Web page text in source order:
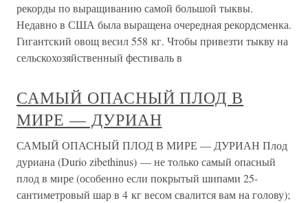
рекорды по выращиванию самой большой тыквы.
Недавно в США была выращена очередная рекордсменка.
Гигантский овощ весил 558 кг. Чтобы привезти тыкву на
сельскохозяйственный фестиваль в
САМЫЙ ОПАСНЫЙ ПЛОД В
МИРЕ — ДУРИАН
САМЫЙ ОПАСНЫЙ ПЛОД В МИРЕ — ДУРИАН Плод
дуриана (Durio zibethinus) — не только самый опасный
плод в мире (особенно если покрытый шипами 25-
сантиметровый шар в 4 кг весом свалится вам на голову);